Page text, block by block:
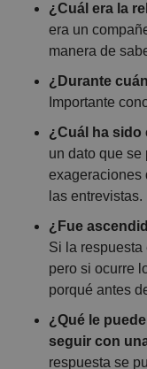
¿Cuál era la
era un
manera de
¿Durante
Importante
¿Cuál ha sido
un dato que
exageraciones
las entrevistas.
¿Fue
Si la respuesta
pero si ocurre
porqué antes
¿Qué le
seguir con
respuesta se